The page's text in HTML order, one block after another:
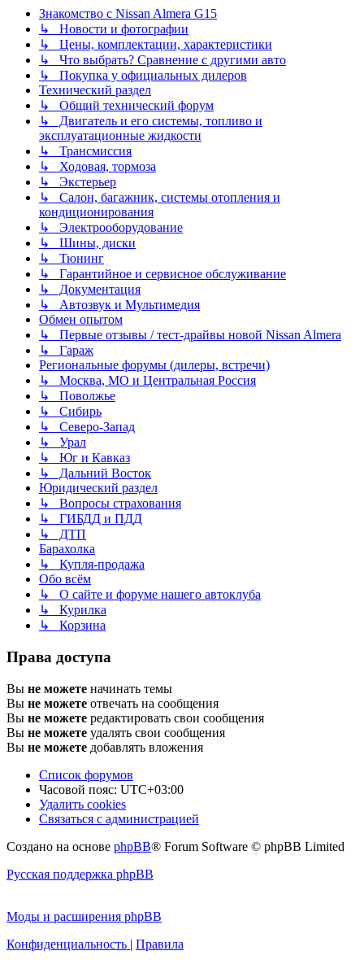
Знакомство с Nissan Almera G15
↳ Новости и фотографии
↳ Цены, комплектации, характеристики
↳ Что выбрать? Сравнение с другими авто
↳ Покупка у официальных дилеров
Технический раздел
↳ Общий технический форум
↳ Двигатель и его системы, топливо и
эксплуатационные жидкости
↳ Трансмиссия
↳ Ходовая, тормоза
↳ Экстерьер
↳ Салон, багажник, системы отопления и
кондиционирования
↳ Электрооборудование
↳ Шины, диски
↳ Тюнинг
↳ Гарантийное и сервисное обслуживание
↳ Документация
↳ Автозвук и Мультимедия
Обмен опытом
↳ Первые отзывы / тест-драйвы новой Nissan Almera
↳ Гараж
Региональные форумы (дилеры, встречи)
↳ Москва, МО и Центральная Россия
↳ Поволжье
↳ Сибирь
↳ Северо-Запад
↳ Урал
↳ Юг и Кавказ
↳ Дальний Восток
Юридический раздел
↳ Вопросы страхования
↳ ГИБДД и ПДД
↳ ДТП
Барахолка
↳ Купля-продажа
Обо всём
↳ О сайте и форуме нашего автоклуба
↳ Курилка
↳ Корзина
Права доступа
Вы не можете начинать темы
Вы не можете отвечать на сообщения
Вы не можете редактировать свои сообщения
Вы не можете удалять свои сообщения
Вы не можете добавлять вложения
Список форумов
Часовой пояс: UTC+03:00
Удалить cookies
Связаться с администрацией
Создано на основе phpBB® Forum Software © phpBB Limited
Русская поддержка phpBB
Моды и расширения phpBB
Конфиденциальность | Правила